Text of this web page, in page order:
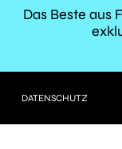
Das Beste aus
DATENSCHUTZ